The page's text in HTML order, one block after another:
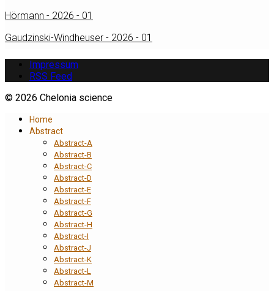
Hörmann - 2026 - 01
Gaudzinski-Windheuser - 2026 - 01
Impressum
RSS Feed
© 2026 Chelonia science
Home
Abstract
Abstract-A
Abstract-B
Abstract-C
Abstract-D
Abstract-E
Abstract-F
Abstract-G
Abstract-H
Abstract-I
Abstract-J
Abstract-K
Abstract-L
Abstract-M